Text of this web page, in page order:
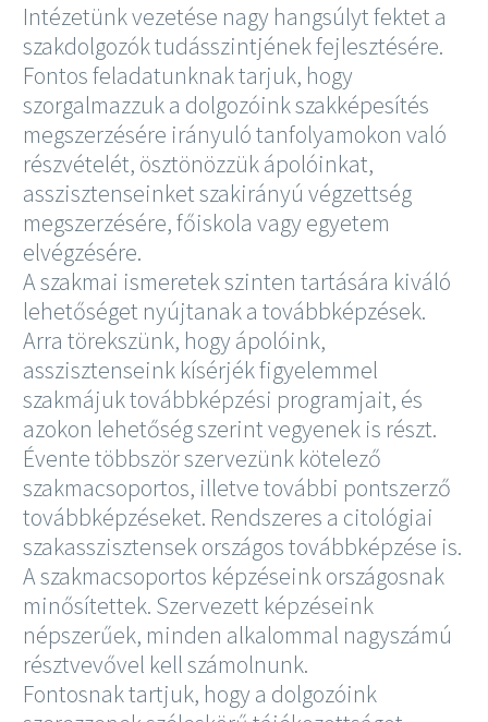
Intézetünk vezetése nagy hangsúlyt fektet a
szakdolgozók tudásszintjének fejlesztésére.
Fontos feladatunknak tarjuk, hogy
szorgalmazzuk a dolgozóink szakképesítés
megszerzésére irányuló tanfolyamokon való
részvételét, ösztönözzük ápolóinkat,
asszisztenseinket szakirányú végzettség
megszerzésére, főiskola vagy egyetem
elvégzésére.
A szakmai ismeretek szinten tartására kiváló
lehetőséget nyújtanak a továbbképzések.
Arra törekszünk, hogy ápolóink,
asszisztenseink kísérjék figyelemmel
szakmájuk továbbképzési programjait, és
azokon lehetőség szerint vegyenek is részt.
Évente többször szervezünk kötelező
szakmacsoportos, illetve további pontszerző
továbbképzéseket. Rendszeres a citológiai
szakasszisztensek országos továbbképzése is.
A szakmacsoportos képzéseink országosnak
minősítettek. Szervezett képzéseink
népszerűek, minden alkalommal nagyszámú
résztvevővel kell számolnunk.
Fontosnak tartjuk, hogy a dolgozóink